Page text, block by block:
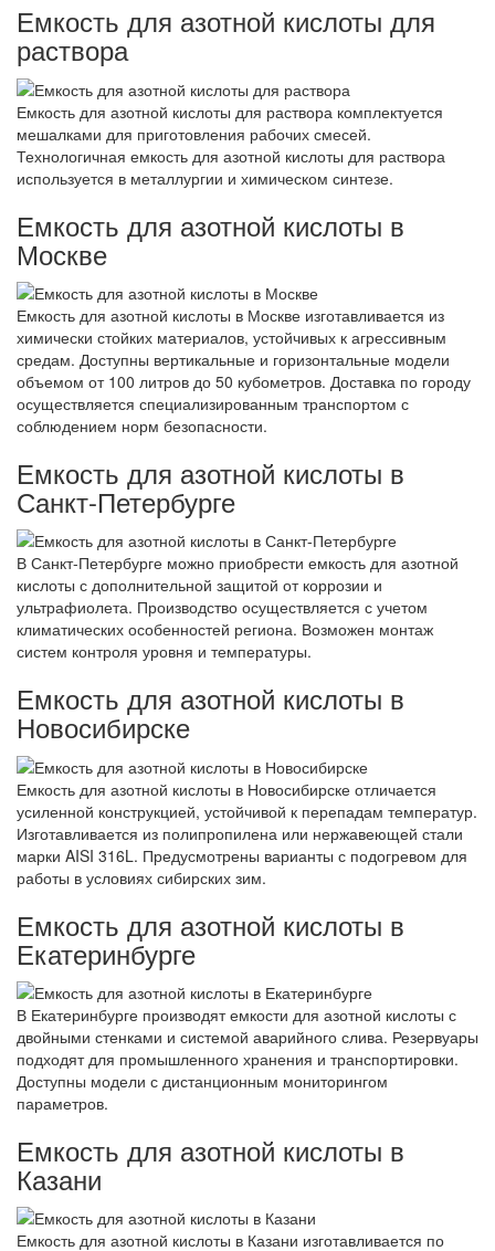
Емкость для азотной кислоты для
раствора
Емкость для азотной кислоты для раствора комплектуется
мешалками для приготовления рабочих смесей.
Технологичная емкость для азотной кислоты для раствора
используется в металлургии и химическом синтезе.
Емкость для азотной кислоты в
Москве
Емкость для азотной кислоты в Москве изготавливается из
химически стойких материалов, устойчивых к агрессивным
средам. Доступны вертикальные и горизонтальные модели
объемом от 100 литров до 50 кубометров. Доставка по городу
осуществляется специализированным транспортом с
соблюдением норм безопасности.
Емкость для азотной кислоты в
Санкт-Петербурге
В Санкт-Петербурге можно приобрести емкость для азотной
кислоты с дополнительной защитой от коррозии и
ультрафиолета. Производство осуществляется с учетом
климатических особенностей региона. Возможен монтаж
систем контроля уровня и температуры.
Емкость для азотной кислоты в
Новосибирске
Емкость для азотной кислоты в Новосибирске отличается
усиленной конструкцией, устойчивой к перепадам температур.
Изготавливается из полипропилена или нержавеющей стали
марки AISI 316L. Предусмотрены варианты с подогревом для
работы в условиях сибирских зим.
Емкость для азотной кислоты в
Екатеринбурге
В Екатеринбурге производят емкости для азотной кислоты с
двойными стенками и системой аварийного слива. Резервуары
подходят для промышленного хранения и транспортировки.
Доступны модели с дистанционным мониторингом
параметров.
Емкость для азотной кислоты в
Казани
Емкость для азотной кислоты в Казани изготавливается по